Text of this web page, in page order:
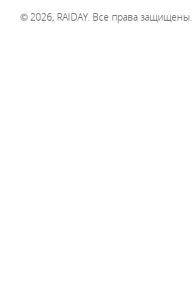
© 2026, RAIDAY. Все права защищены.